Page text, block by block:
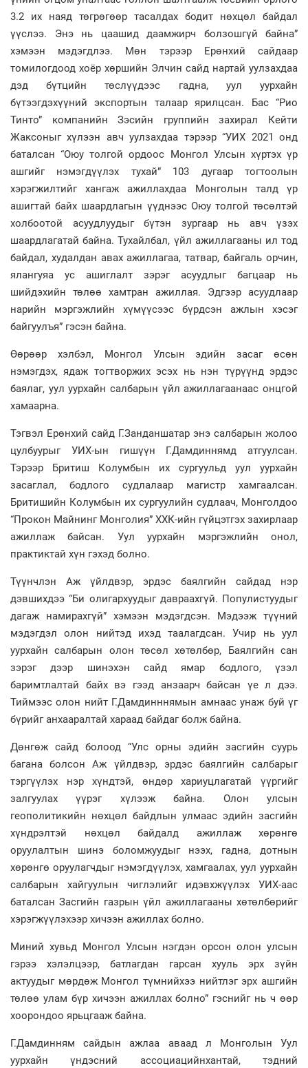
3.2 их наяд төгрөгөөр тасалдах бодит нөхцөл байдал
үүслээ. Энэ нь цаашид даамжирч болзошгүй байна”
хэмээн мэдэгдлээ. Мөн тэрээр Ерөнхий сайдаар
томилогдоод хоёр хөршийн Элчин сайд нартай уулзахдаа
дэд бүтцийн төслүүдээс гадна, уул уурхайн
бүтээгдэхүүний экспортын талаар ярилцсан. Бас “Рио
Тинто” компанийн Зэсийн группийн захирал Кейти
Жаксоныг хүлээн авч уулзахдаа тэрээр “УИХ 2021 онд
баталсан “Оюу толгой ордоос Монгол Улсын хүртэх үр
ашгийг нэмэгдүүлэх тухай” 103 дугаар тогтоолын
хэрэгжилтийг хангаж ажиллахдаа Монголын талд үр
ашигтай байх шаардлагын үүднээс Оюу толгой төсөлтэй
холбоотой асуудлуудыг бүтэн зургаар нь авч үзэх
шаардлагатай байна. Тухайлбал, үйл ажиллагааны ил тод
байдал, худалдан авах ажиллагаа, татвар, байгаль орчин,
ялангуяа ус ашиглалт зэрэг асуудлыг багцаар нь
шийдэхийн төлөө хамтран ажиллая. Эдгээр асуудлаар
нарийн мэргэжлийн хүмүүсээс бүрдсэн ажлын хэсэг
байгуулъя” гэсэн байна.
Өөрөөр хэлбэл, Монгол Улсын эдийн засаг өсөн
нэмэгдэх, ядаж тогтворжих эсэх нь нэн түрүүнд эрдэс
баялаг, уул уурхайн салбарын үйл ажиллагаанаас онцгой
хамаарна.
Тэгвэл Ерөнхий сайд Г.Занданшатар энэ салбарын жолоо
цулбуурыг УИХ-ын гишүүн Г.Дамдиннямд атгуулсан.
Тэрээр Бритиш Колумбын их сургуульд уул уурхайн
засаглал, бодлого судлалаар магистр хамгаалсан.
Бритишийн Колумбын их сургуулийн судлаач, Монголдоо
“Прокон Майнинг Монголия” ХХК-ийн гүйцэтгэх захирлаар
ажиллаж байсан. Уул уурхайн мэргэжлийн онол,
практиктай хүн гэхэд болно.
Түүнчлэн Аж үйлдвэр, эрдэс баялгийн сайдад нэр
дэвшихдээ “Би олигархуудыг давраахгүй. Популистуудыг
дагаж намирахгүй” хэмээн мэдэгдсэн. Мэдээж түүний
мэдэгдэл олон нийтэд ихэд таалагдсан. Учир нь уул
уурхайн салбарын олон төсөл хөтөлбөр, Баялгийн сан
зэрэг дээр шинэхэн сайд ямар бодлого, үзэл
баримтлалтай байх вэ гээд анзаарч байсан үе л дээ.
Тиймээс олон нийт Г.Дамдинннямын амнаас унаж буй үг
бүрийг анхааралтай хараад байдаг болж байна.
Дөнгөж сайд болоод “Улс орны эдийн засгийн суурь
багана болсон Аж үйлдвэр, эрдэс баялгийн салбарыг
тэргүүлэх нэр хүндтэй, өндөр хариуцлагатай үүргийг
залгуулах үүрэг хүлээж байна. Олон улсын
геополитикийн нөхцөл байдлын улмаас эдийн засгийн
хүндрэлтэй нөхцөл байдалд ажиллаж хөрөнгө
оруулалтын шинэ боломжуудыг нээх, гадна, дотнын
хөрөнгө оруулагчдыг нэмэгдүүлэх, хамгаалах, уул уурхайн
салбарын хайгуулын чиглэлийг идэвхжүүлэх УИХ-аас
баталсан Засгийн газрын үйл ажиллагааны хөтөлбөрийг
хэрэгжүүлэхээр хичээн ажиллах болно.
Миний хувьд Монгол Улсын нэгдэн орсон олон улсын
гэрээ хэлэлцээр, батлагдан гарсан хууль эрх зүйн
актуудыг мөрдөж Монгол түмнийхээ нийтлэг эрх ашгийн
төлөө улам бүр хичээн ажиллах болно” гэснийг нь ч өөр
хоорондоо ярьцгааж байна.
Г.Дамдинням сайдын ажлаа аваад л Монголын Уул
уурхайн үндэсний ассоциацийнхантай, тэдний